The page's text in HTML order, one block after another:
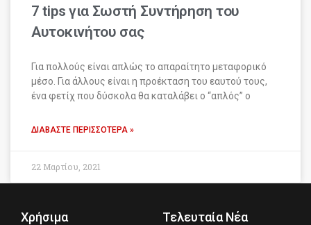
7 tips για Σωστή Συντήρηση του
Αυτοκινήτου σας
Για πολλούς είναι απλώς το απαραίτητο μεταφορικό
μέσο. Για άλλους είναι η προέκταση του εαυτού τους,
ένα φετίχ που δύσκολα θα καταλάβει ο “απλός” ο
ΔΙΑΒΆΣΤΕ ΠΕΡΙΣΣΌΤΕΡΑ »
22 Μαρτίου, 2021
Χρήσιμα Τελευταία Νέα